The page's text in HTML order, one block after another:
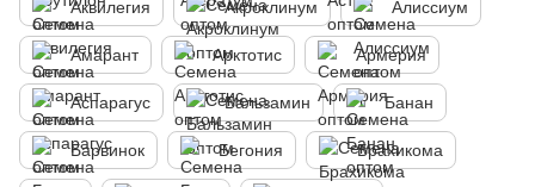
Аквилегия Акроклинум Алиссиум
Амарант Арктотис Армерия
Аспарагус Бальзамин Банан
Барвинок Бегония Брахикома